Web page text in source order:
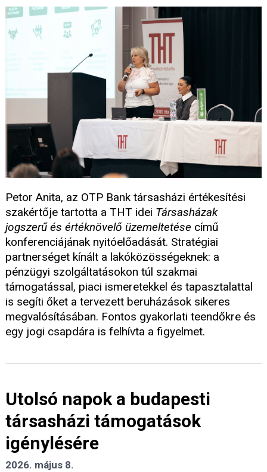
Petor Anita, az OTP Bank társasházi értékesítési
szakértője tartotta a THT idei Társasházak
jogszerű és értéknövelő üzemeltetése című
konferenciájának nyitóelőadását. Stratégiai
partnerséget kínált a lakóközösségeknek: a
pénzügyi szolgáltatásokon túl szakmai
támogatással, piaci ismeretekkel és tapasztalattal
is segíti őket a tervezett beruházások sikeres
megvalósításában. Fontos gyakorlati teendőkre és
egy jogi csapdára is felhívta a figyelmet.
Utolsó napok a budapesti
társasházi támogatások
igénylésére
2026. május 8.